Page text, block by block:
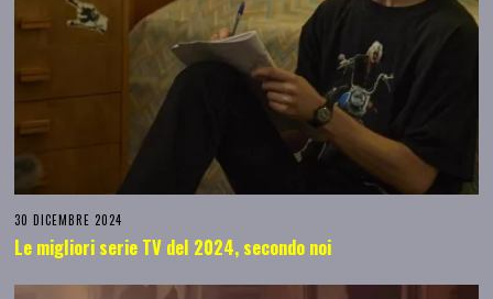
30 DICEMBRE 2024
Le migliori serie TV del 2024, secondo noi